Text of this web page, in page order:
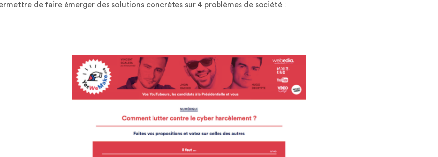
de faire émerger des solutions concrètes sur 4 problèmes de société :